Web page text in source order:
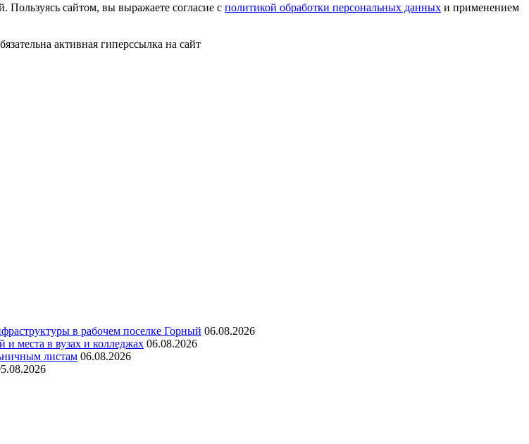
Пользуясь сайтом, вы выражаете согласие с политикой обработки персональных данных и применением
активная гиперссылка на сайт
в рабочем поселке Горный 06.08.2026
и места в вузах и колледжах 06.08.2026
листам 06.08.2026